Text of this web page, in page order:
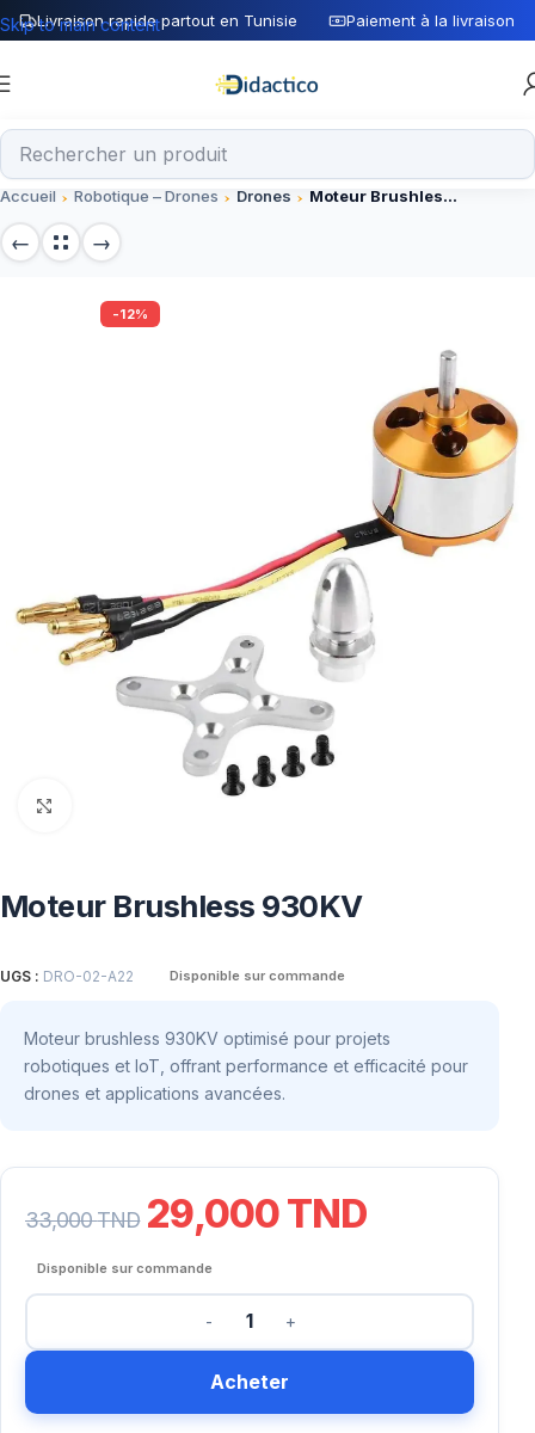
Livraison rapide partout en Tunisie Paiement à la livraison
Skip to main content
Accueil Robotique – Drones Drones Moteur Brushless 930KV
-12%
Moteur Brushless 930KV
UGS : DRO-02-A22 Disponible sur commande
Moteur brushless 930KV optimisé pour projets
robotiques et IoT, offrant performance et efficacité pour
drones et applications avancées.
33,000TND 29,000TND
Disponible sur commande
Acheter